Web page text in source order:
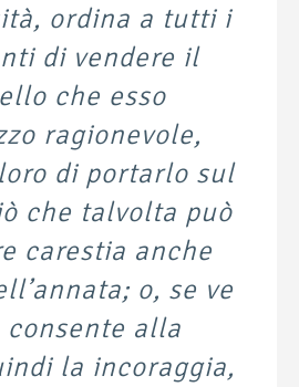
ordina a tutti i
di vendere il
che esso
ragionevole,
di portarlo sul
che talvolta può
carestia anche
o, se ve
alla
la incoraggia,